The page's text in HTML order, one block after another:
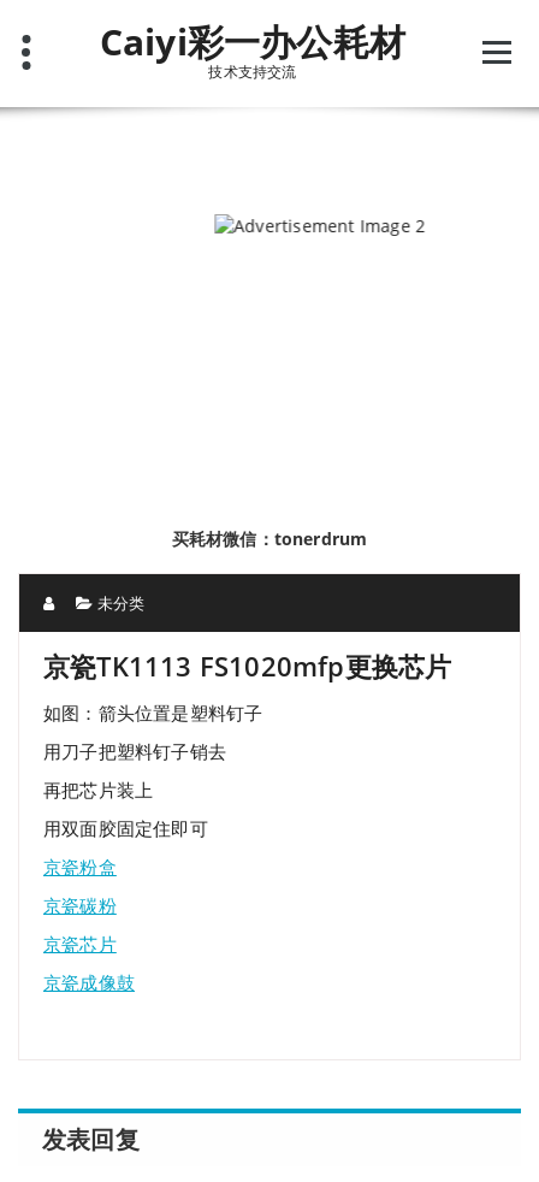
Caiyi彩一办公耗材
技术支持交流
买耗材微信：tonerdrum
未分类
京瓷TK1113 FS1020mfp更换芯片
如图：箭头位置是塑料钉子
用刀子把塑料钉子销去
再把芯片装上
用双面胶固定住即可
京瓷粉盒
京瓷碳粉
京瓷芯片
京瓷成像鼓
发表回复